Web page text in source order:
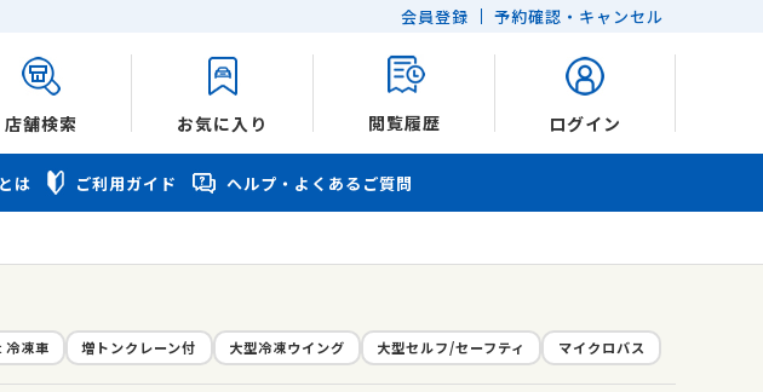
会員登録 予約確認・キャンセル
店舗検索 お気に入り 閲覧履歴 ログイン
は ご利用ガイド ヘルプ・よくあるご質問
冷凍車 増トンクレーン付 大型冷凍ウイング 大型セルフ/セーフティ マイクロバス